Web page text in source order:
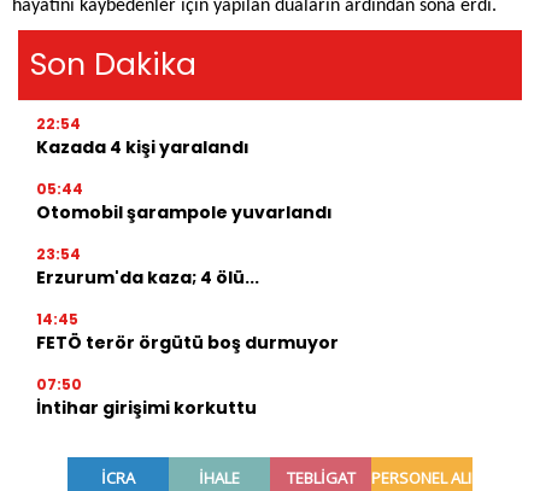
hayatını kaybedenler için yapılan duaların ardından sona erdi.
Son Dakika
22:54
Kazada 4 kişi yaralandı
05:44
Otomobil şarampole yuvarlandı
23:54
Erzurum'da kaza; 4 ölü...
14:45
FETÖ terör örgütü boş durmuyor
07:50
İntihar girişimi korkuttu